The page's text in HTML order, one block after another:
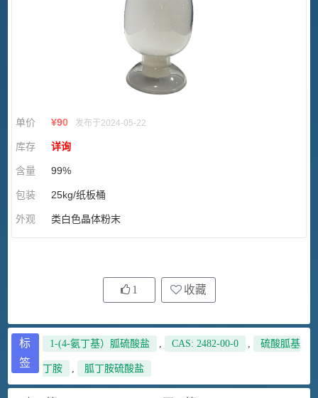
单价 ¥90 发布于2024-05-22
库存 详询
含量 99%
包装 25kg/纸板桶
外观 类白色晶体粉末
1 收藏
标
签
1-(4-氨丁基）胍硫酸盐 , CAS: 2482-00-0 , 硫酸胍基
丁胺 , 胍丁胺硫酸盐